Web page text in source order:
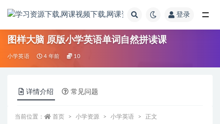
登录
图样大脑 原版小学英语单词自然拼读课
小学英语 4 年前 10
详情介绍 常见问题
当前位置： 首页 小学资源 小学英语 正文